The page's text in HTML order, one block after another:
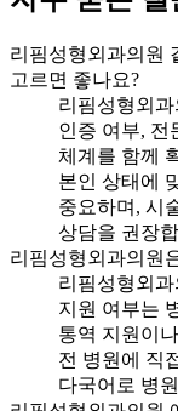
리핌성형외과의원
고르면 좋나요?
리핌성형외
인증 여부, 전
체계를 함께
본인 상태에
중요하며, 시
상담을 권장
리핌성형외과의원
리핌성형외
지원 여부는
통역 지원이
전 병원에 직
다국어로 병